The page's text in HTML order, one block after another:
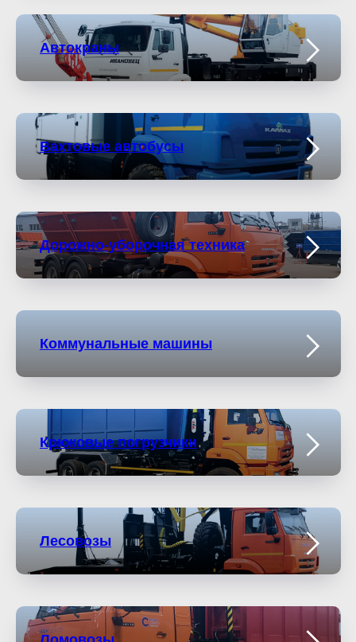
Автокраны
Вахтовые автобусы
Дорожно-уборочная техника
Коммунальные машины
Крюковые погрузчики
Лесовозы